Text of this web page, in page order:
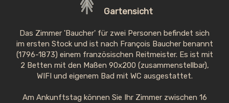
Gartensicht
Das Zimmer 'Baucher' für zwei Personen befindet sich
im ersten Stock und ist nach François Baucher benannt
(1796-1873) einem französischen Reitmeister. Es ist mit
2 Betten mit den Maßen 90x200 (zusammenstellbar),
WIFI und eigenem Bad mit WC ausgestattet.
Am Ankunftstag können Sie Ihr Zimmer zwischen 16